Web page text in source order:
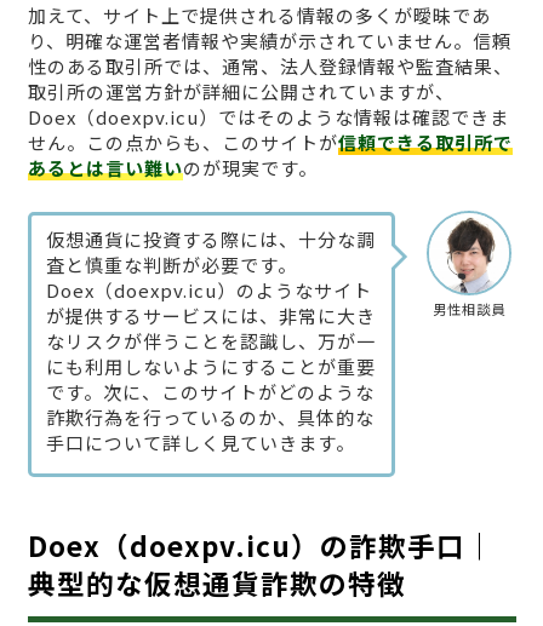
加えて、サイト上で提供される情報の多くが曖昧であ
り、明確な運営者情報や実績が示されていません。信頼
性のある取引所では、通常、法人登録情報や監査結果、
取引所の運営方針が詳細に公開されていますが、
Doex（doexpv.icu）ではそのような情報は確認できま
せん。この点からも、このサイトが信頼できる取引所で
あるとは言い難いのが現実です。
男性相談員
仮想通貨に投資する際には、十分な調
査と慎重な判断が必要です。
Doex（doexpv.icu）のようなサイト
が提供するサービスには、非常に大き
なリスクが伴うことを認識し、万が一
にも利用しないようにすることが重要
です。次に、このサイトがどのような
詐欺行為を行っているのか、具体的な
手口について詳しく見ていきます。
Doex（doexpv.icu）の詐欺手口｜
典型的な仮想通貨詐欺の特徴